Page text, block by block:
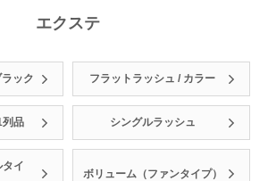
エクステ
ック フラットラッシュ / カラー
列品 シングルラッシュ
イ
ボリューム（ファンタイプ）